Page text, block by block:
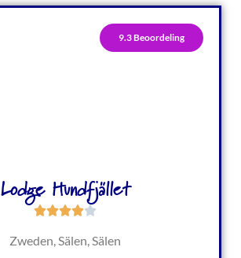
9.3 Beoordeling
Lodge Hundfjället
Zweden, Sälen, Sälen